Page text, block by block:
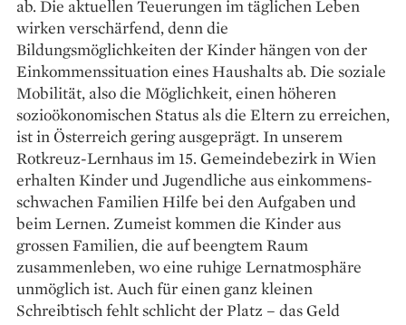
ab. Die aktuellen Teuerungen im täglichen Leben
wirken verschärfend, denn die
Bildungsmöglichkeiten der Kinder hängen von der
Einkommenssituation eines Haushalts ab. Die soziale
Mobilität, also die Möglichkeit, einen höheren
sozioökonomischen Status als die Eltern zu erreichen,
ist in Österreich gering ausgeprägt. In unserem
Rotkreuz-Lernhaus im 15. Gemeindebezirk in Wien
erhalten Kinder und Jugendliche aus einkommens­
schwachen Familien Hilfe bei den Aufgaben und
beim Lernen. Zumeist kommen die Kinder aus
grossen Familien, die auf beengtem Raum
zusammen­leben, wo eine ruhige Lernatmosphäre
unmöglich ist. Auch für einen ganz kleinen
Schreibtisch fehlt schlicht der Platz – das Geld